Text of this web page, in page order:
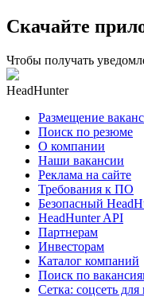
Скачайте
Чтобы получать
HeadHunter
Размещение
Поиск по резюме
О компании
Наши вакансии
Реклама на сайте
Требования к ПО
Безопасный
HeadHunter API
Партнерам
Инвесторам
Каталог компаний
Поиск по
Сетка: соцсеть для